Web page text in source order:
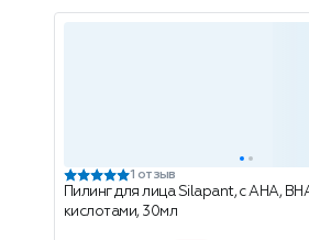
1 отзыв
Пилинг для лица Silapant, с AHA,
кислотами, 30мл